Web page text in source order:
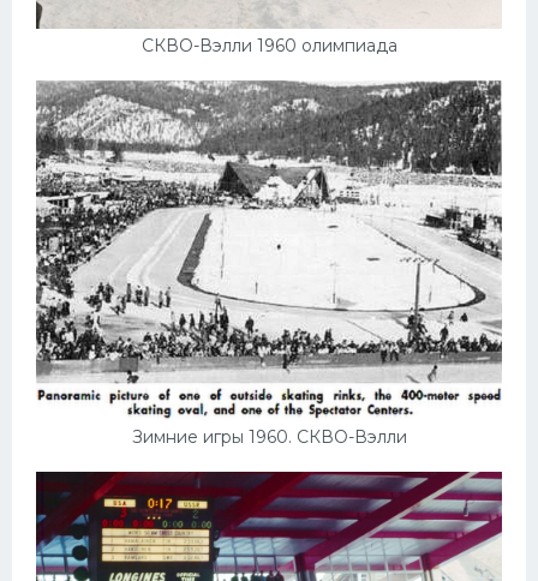
СКВО-Вэлли 1960 олимпиада
Зимние игры 1960. СКВО-Вэлли